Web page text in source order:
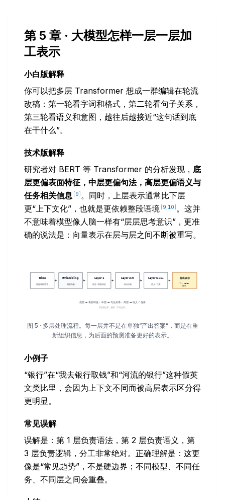
第 5 章 · 大模型怎样一层一层加
工表示
小白版解释
你可以把多层 Transformer 想成一群编辑在轮流
改稿：第一轮看字词和格式，第二轮看句子关系，
第三轮看语义和意图，越往后越接近“这句话到底
在干什么”。
技术版解释
研究者对 BERT 等 Transformer 的分析发现， 底
层更偏表面特征，中层更偏句法，高层更偏语义与
任务相关信息 [9] 。同时，上层表示通常比下层
更“上下文化”，也就是更依赖整段语境 [9 10] 。这并
不意味着模型像人脑一样有“层层思考意识”，更准
确的说法是：向量表示在层与层之间不断被重写。
图 5 · 多层处理流程。每一层并不是在单独“产出答案”，而是在重
新组织信息，为后面的预测准备更好的表示。
小例子
“银行”在“我去银行取钱”和“河流的银行”这种假英
文类比里，会因为上下文不同而被高层表示区分得
更明显。
常见误解
误解是：第 1 层负责语法，第 2 层负责语义，第
3 层负责逻辑，分工非常绝对。正确理解是：这更
像是“常见趋势”，不是硬边界；不同模型、不同任
务、不同层之间会重叠。